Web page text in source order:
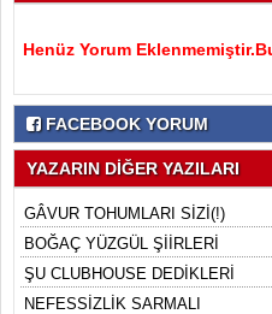
Henüz Yorum
FACEBOOK YORUM
YAZARIN DİĞER YAZILARI
GÂVUR TOHUMLARI SİZİ(!)
BOĞAÇ YÜZGÜL ŞİİRLERİ
ŞU CLUBHOUSE DEDİKLERİ
NEFESSİZLİK SARMALI